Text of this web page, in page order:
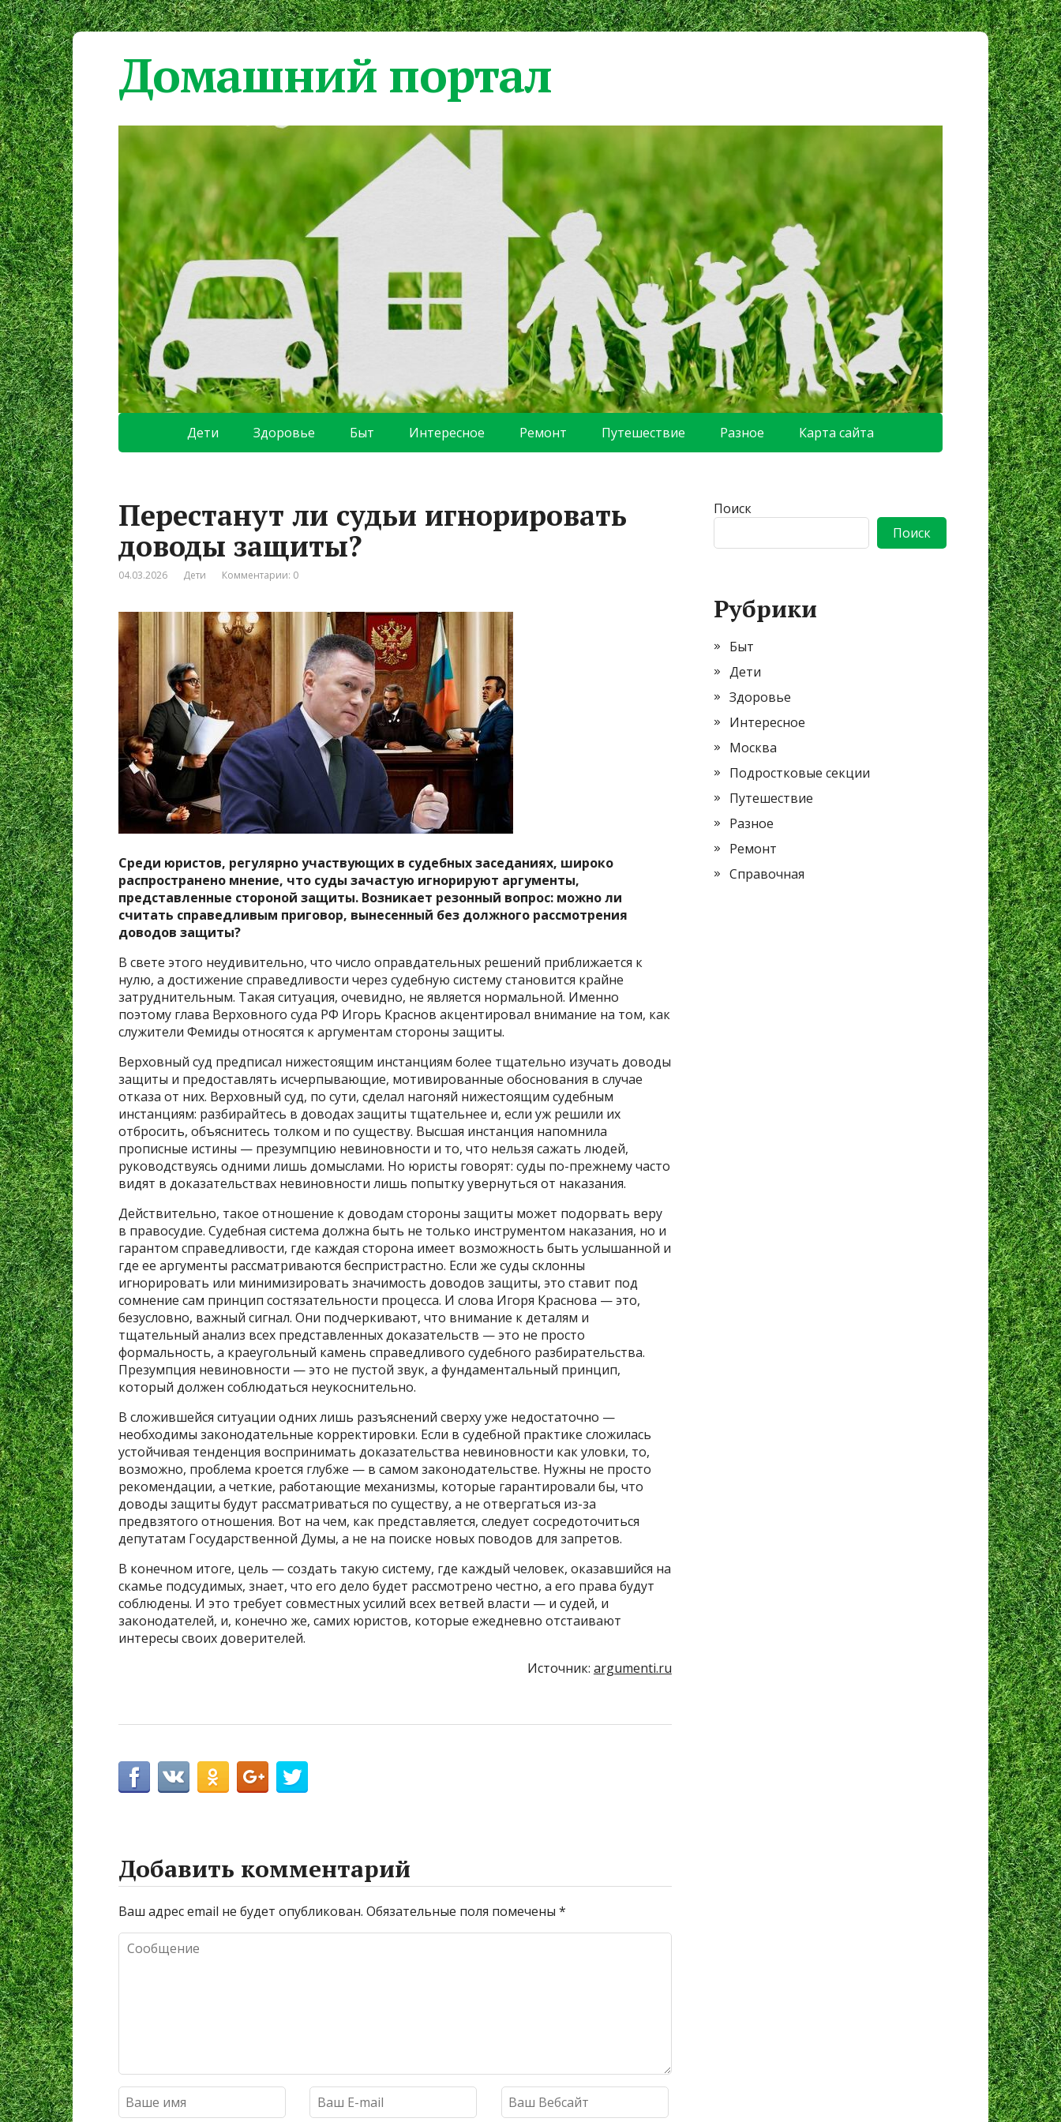
Домашний портал
Дети Здоровье Быт Интересное Ремонт Путешествие Разное Карта сайта
Перестанут ли судьи игнорировать
доводы защиты?
04.03.2026 Дети Комментарии: 0
Среди юристов, регулярно участвующих в судебных заседаниях, широко
распространено мнение, что суды зачастую игнорируют аргументы,
представленные стороной защиты. Возникает резонный вопрос: можно ли
считать справедливым приговор, вынесенный без должного рассмотрения
доводов защиты?
В свете этого неудивительно, что число оправдательных решений приближается к
нулю, а достижение справедливости через судебную систему становится крайне
затруднительным. Такая ситуация, очевидно, не является нормальной. Именно
поэтому глава Верховного суда РФ Игорь Краснов акцентировал внимание на том, как
служители Фемиды относятся к аргументам стороны защиты.
Верховный суд предписал нижестоящим инстанциям более тщательно изучать доводы
защиты и предоставлять исчерпывающие, мотивированные обоснования в случае
отказа от них. Верховный суд, по сути, сделал нагоняй нижестоящим судебным
инстанциям: разбирайтесь в доводах защиты тщательнее и, если уж решили их
отбросить, объяснитесь толком и по существу. Высшая инстанция напомнила
прописные истины — презумпцию невиновности и то, что нельзя сажать людей,
руководствуясь одними лишь домыслами. Но юристы говорят: суды по-прежнему часто
видят в доказательствах невиновности лишь попытку увернуться от наказания.
Действительно, такое отношение к доводам стороны защиты может подорвать веру
в правосудие. Судебная система должна быть не только инструментом наказания, но и
гарантом справедливости, где каждая сторона имеет возможность быть услышанной и
где ее аргументы рассматриваются беспристрастно. Если же суды склонны
игнорировать или минимизировать значимость доводов защиты, это ставит под
сомнение сам принцип состязательности процесса. И слова Игоря Краснова — это,
безусловно, важный сигнал. Они подчеркивают, что внимание к деталям и
тщательный анализ всех представленных доказательств — это не просто
формальность, а краеугольный камень справедливого судебного разбирательства.
Презумпция невиновности — это не пустой звук, а фундаментальный принцип,
который должен соблюдаться неукоснительно.
В сложившейся ситуации одних лишь разъяснений сверху уже недостаточно —
необходимы законодательные корректировки. Если в судебной практике сложилась
устойчивая тенденция воспринимать доказательства невиновности как уловки, то,
возможно, проблема кроется глубже — в самом законодательстве. Нужны не просто
рекомендации, а четкие, работающие механизмы, которые гарантировали бы, что
доводы защиты будут рассматриваться по существу, а не отвергаться из-за
предвзятого отношения. Вот на чем, как представляется, следует сосредоточиться
депутатам Государственной Думы, а не на поиске новых поводов для запретов.
В конечном итоге, цель — создать такую систему, где каждый человек, оказавшийся на
скамье подсудимых, знает, что его дело будет рассмотрено честно, а его права будут
соблюдены. И это требует совместных усилий всех ветвей власти — и судей, и
законодателей, и, конечно же, самих юристов, которые ежедневно отстаивают
интересы своих доверителей.
Источник: argumenti.ru
Добавить комментарий
Ваш адрес email не будет опубликован. Обязательные поля помечены *
Поиск
Поиск
Рубрики
Быт
Дети
Здоровье
Интересное
Москва
Подростковые секции
Путешествие
Разное
Ремонт
Справочная